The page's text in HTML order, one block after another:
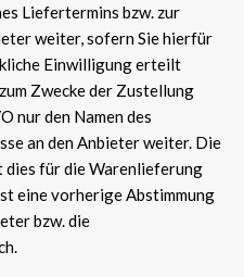
Liefertermins bzw. zur
weiter, sofern Sie hierfür
Einwilligung erteilt
Zwecke der Zustellung
nur den Namen des
an den Anbieter weiter. Die
für die Warenlieferung
eine vorherige Abstimmung
bzw. die